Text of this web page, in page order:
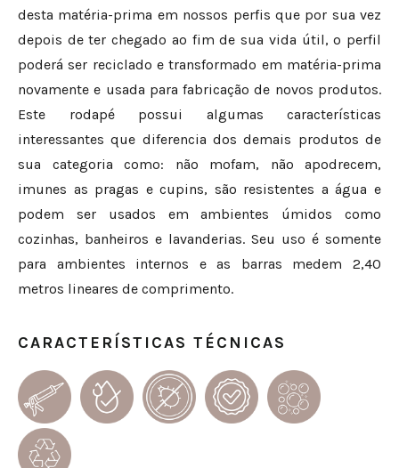
desta matéria-prima em nossos perfis que por sua vez
depois de ter chegado ao fim de sua vida útil, o perfil
poderá ser reciclado e transformado em matéria-prima
novamente e usada para fabricação de novos produtos.
Este rodapé possui algumas características
interessantes que diferencia dos demais produtos de
sua categoria como: não mofam, não apodrecem,
imunes as pragas e cupins, são resistentes a água e
podem ser usados em ambientes úmidos como
cozinhas, banheiros e lavanderias. Seu uso é somente
para ambientes internos e as barras medem 2,40
metros lineares de comprimento.
CARACTERÍSTICAS TÉCNICAS